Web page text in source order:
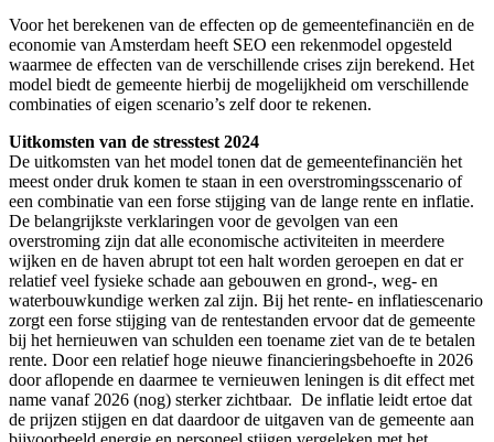
Voor het berekenen van de effecten op de gemeentefinanciën en de
economie van Amsterdam heeft SEO een rekenmodel opgesteld
waarmee de effecten van de verschillende crises zijn berekend. Het
model biedt de gemeente hierbij de mogelijkheid om verschillende
combinaties of eigen scenario’s zelf door te rekenen.
Uitkomsten van de stresstest 2024
De uitkomsten van het model tonen dat de gemeentefinanciën het
meest onder druk komen te staan in een overstromingsscenario of
een combinatie van een forse stijging van de lange rente en inflatie.
De belangrijkste verklaringen voor de gevolgen van een
overstroming zijn dat alle economische activiteiten in meerdere
wijken en de haven abrupt tot een halt worden geroepen en dat er
relatief veel fysieke schade aan gebouwen en grond-, weg- en
waterbouwkundige werken zal zijn. Bij het rente- en inflatiescenario
zorgt een forse stijging van de rentestanden ervoor dat de gemeente
bij het hernieuwen van schulden een toename ziet van de te betalen
rente. Door een relatief hoge nieuwe financieringsbehoefte in 2026
door aflopende en daarmee te vernieuwen leningen is dit effect met
name vanaf 2026 (nog) sterker zichtbaar. De inflatie leidt ertoe dat
de prijzen stijgen en dat daardoor de uitgaven van de gemeente aan